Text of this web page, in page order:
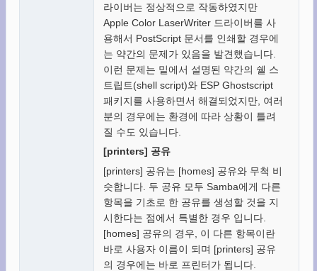
라이버는 정상적으로 작동하였지만
Apple Color LaserWriter 드라이버를 사
용해서 PostScript 문서를 인쇄할 경우에
는 약간의 문제가 있음을 발견했습니다.
이런 문제는 밑에서 설명된 약간의 쉘 스
트립트(shell script)와 ESP Ghostscript
패키지를 사용하면서 해결되었지만, 여러
분의 경우에는 환경에 따라 상황이 틀려
질 수도 있습니다.
[printers] 공유
[printers] 공유는 [homes] 공유와 무척 비
슷합니다. 두 공유 모두 Samba에게 다른
항목을 기초로 한 공유를 생성할 것을 지
시한다는 점에서 특별한 경우 입니다.
[homes] 공유의 경우, 이 다른 항목이란
바로 사용자 이름이 되며 [printers] 공유
의 경우에는 바로 프린터가 됩니다.